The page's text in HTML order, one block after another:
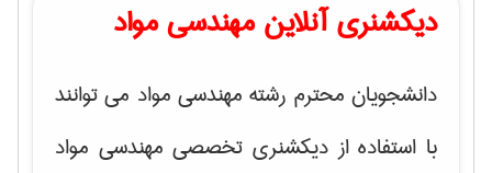
دیکشنری آنلاین مهندسی مواد
دانشجویان محترم رشته مهندسی مواد می توانند
با استفاده از دیکشنری تخصصی مهندسی مواد